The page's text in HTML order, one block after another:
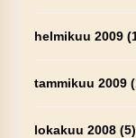
helmikuu 2009
tammikuu 2009
lokakuu 2008(5)